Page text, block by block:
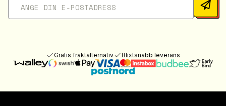
Gratis fraktalternativ Blixtsnabb leverans